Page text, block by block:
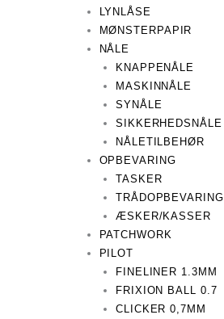
LYNLÅSE
MØNSTERPAPIR
NÅLE
KNAPPENÅLE
MASKINNÅLE
SYNÅLE
SIKKERHEDSNÅLE
NÅLETILBEHØR
OPBEVARING
TASKER
TRÅDOPBEVARING
ÆSKER/KASSER
PATCHWORK
PILOT
FINELINER 1.3MM
FRIXION BALL 0.7
CLICKER 0,7MM